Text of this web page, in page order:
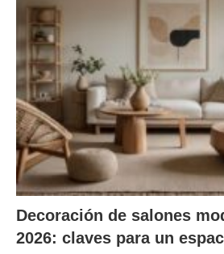
Decoración de salones
2026: claves para un